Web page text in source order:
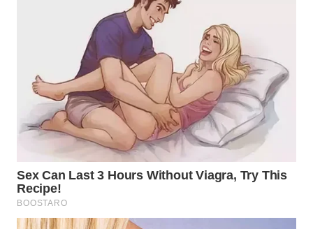
WN
SEMARANG
WN
WN
BOROBUDUR